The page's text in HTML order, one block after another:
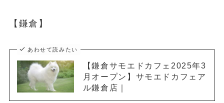
【鎌倉】
あわせて読みたい
【鎌倉サモエドカフェ2025年3
月オープン】サモエドカフェア
ル鎌倉店｜